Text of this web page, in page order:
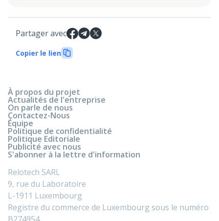
Partager avec
Copier le lien
À propos du projet
Actualités de l'entreprise
On parle de nous
Contactez-Nous
Équipe
Politique de confidentialité
Politique Editoriale
Publicité avec nous
S'abonner à la lettre d'information
Relotech SARL
9, rue du Laboratoire
L-1911 Luxembourg
Registre du commerce de Luxembourg sous le numéro